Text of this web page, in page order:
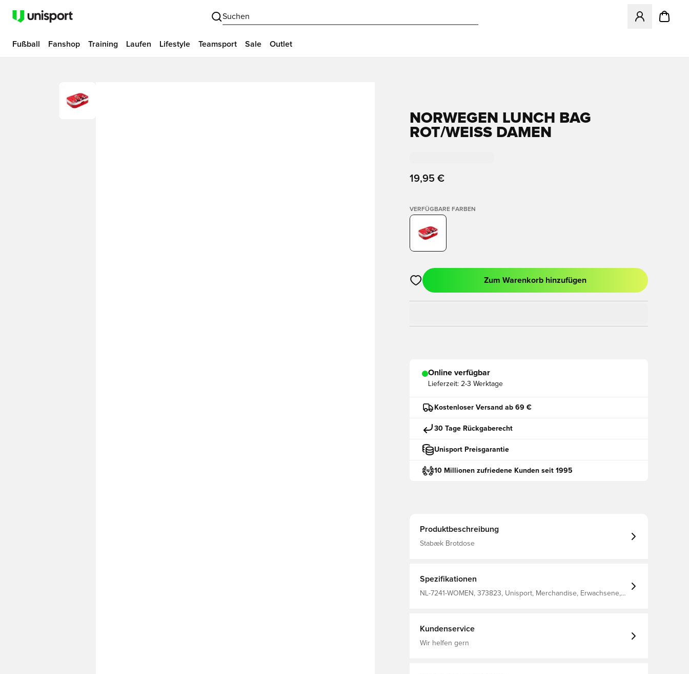
Suchen
Öffnet ein
Fußball Fanshop Training Laufen Lifestyle Teamsport Sale Outlet
NORWEGEN LUNCH BAG
ROT/WEISS DAMEN
19,95 €
VERFÜGBARE FARBEN
Öffnet ein neues Fenster zum Anmelden oder Registrieren als Mitglied
Zum Warenkorb hinzufügen
Online verfügbar
Lieferzeit: 2-3 Werktage
Kostenloser Versand ab 69 €
30 Tage Rückgaberecht
Unisport Preisgarantie
10 Millionen zufriedene Kunden seit 1995
Produktbeschreibung
Stabæk Brotdose
Spezifikationen
NL-7241-WOMEN, 373823, Unisport, Merchandise, Erwachsene,
Kundenservice
Wir helfen gern